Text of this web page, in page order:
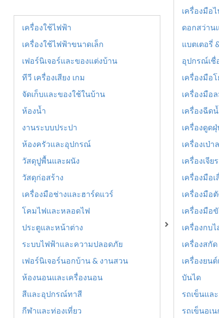
เครื่องใช้ไฟฟ้า
เครื่องใช้ไฟฟ้าขนาดเล็ก
เฟอร์นิเจอร์และของแต่งบ้าน
ทีวี เครื่องเสียง เกม
จัดเก็บและของใช้ในบ้าน
ห้องน้ำ
งานระบบประปา
ห้องครัวและอุปกรณ์
วัสดุปูพื้นและผนัง
วัสดุก่อสร้าง
เครื่องมือช่างและฮาร์ดแวร์
โคมไฟและหลอดไฟ
ประตูและหน้าต่าง
ระบบไฟฟ้าและความปลอดภัย
เฟอร์นิเจอร์นอกบ้าน & งานสวน
ห้องนอนและเครื่องนอน
สีและอุปกรณ์ทาสี
กีฬาและท่องเที่ยว
เครื่องมือ
ดอกสว่าน
แบตเตอรี่
อุปกรณ์เชื่
เครื่องมือ
เครื่องมือ
เครื่องฉีด
เครื่องดูด
เครื่องเป่า
เครื่องเจี
เครื่องมือ
เครื่องมือ
เครื่องมือ
เครื่องกบ
เครื่องสกัด
เครื่องยน
บันได
รถเข็นแล
รถเข็นอเ